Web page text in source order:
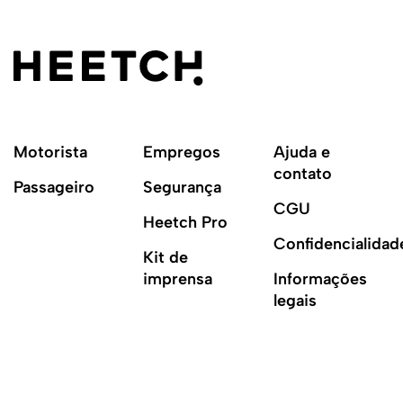
Motorista
Passageiro
Empregos
Segurança
Heetch Pro
Kit de
imprensa
Ajuda e
contato
CGU
Informações
legais